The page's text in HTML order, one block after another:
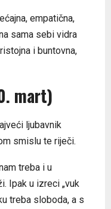
empatična,
sama sebi vidra
i buntovna,
mart)
ljubavnik
smislu te riječi.
treba i u
Ipak u izreci „vuk
treba sloboda, a s